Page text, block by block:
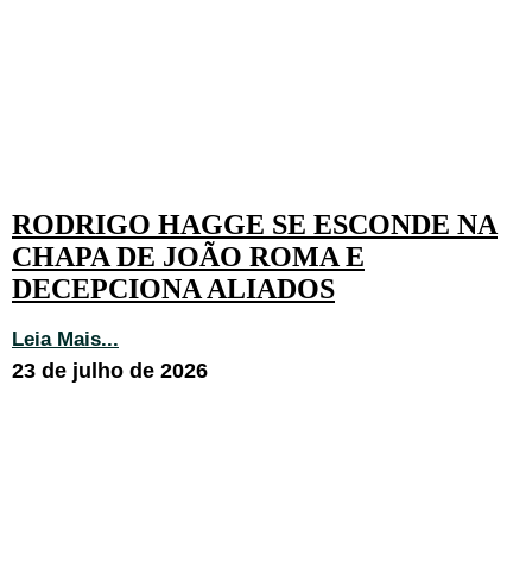
RODRIGO HAGGE SE ESCONDE NA
CHAPA DE JOÃO ROMA E
DECEPCIONA ALIADOS
Leia Mais...
23 de julho de 2026